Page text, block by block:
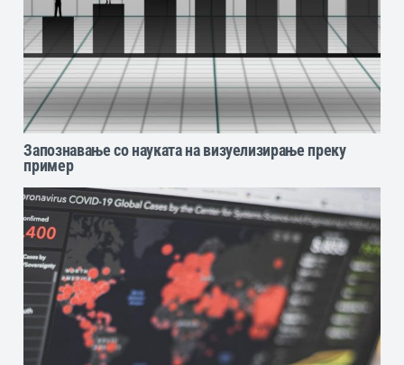
Запознавање со науката на визуелизирање преку
пример